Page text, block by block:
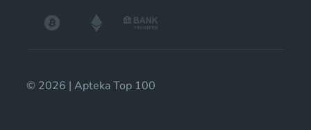
© 2026 | Apteka Top 100